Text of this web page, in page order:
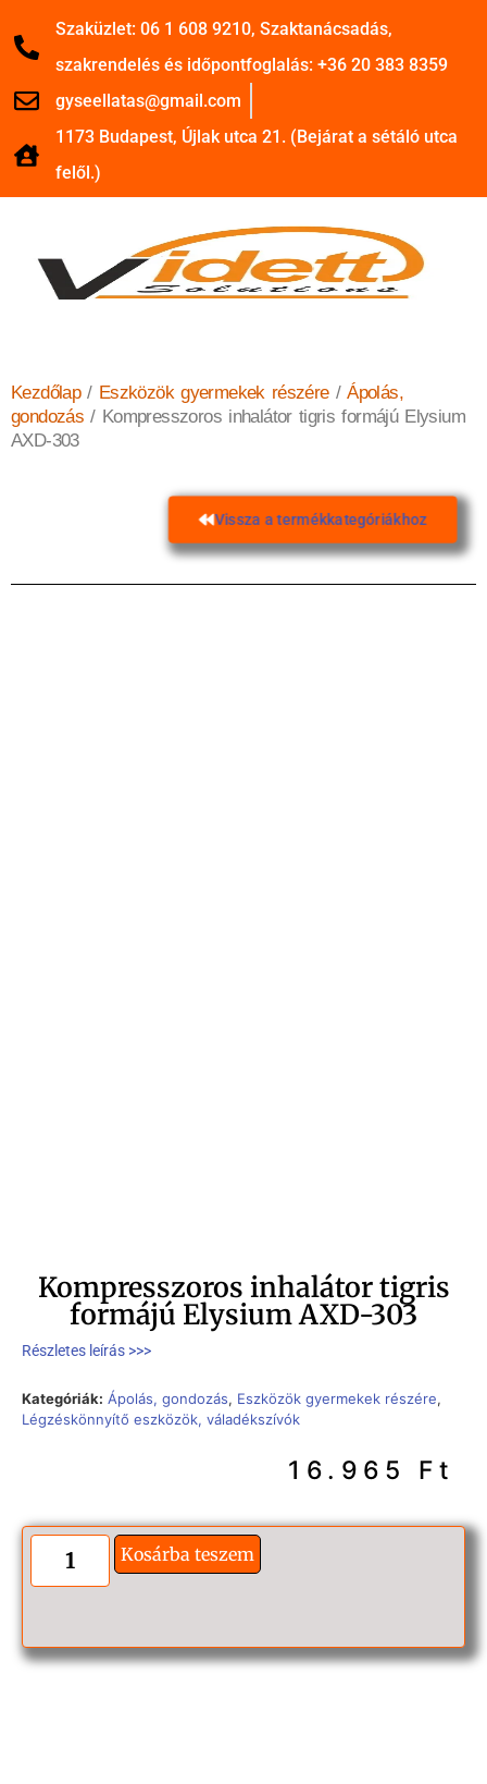
Szaküzlet: 06 1 608 9210, Szaktanácsadás,
szakrendelés és időpontfoglalás: +36 20 383 8359
gyseellatas@gmail.com
1173 Budapest, Újlak utca 21. (Bejárat a sétáló utca
felől.)
Kezdőlap/ Eszközök gyermekek részére/Ápolás,
gondozás / Kompresszoros inhalátor tigris formájú Elysium
AXD-303
Vissza a termékkategóriákhoz
Kompresszoros inhalátor tigris
formájú Elysium AXD-303
Részletes leírás >>>
Kategóriák: Ápolás, gondozás, Eszközök gyermekek részére,
Légzéskönnyítő eszközök, váladékszívók
16.965 Ft
Kosárba teszem